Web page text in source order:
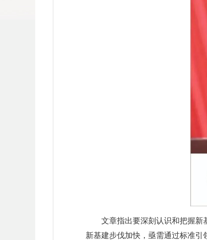
文章指出要深刻认识和把握新
新基建步伐加快，亟需通过标准